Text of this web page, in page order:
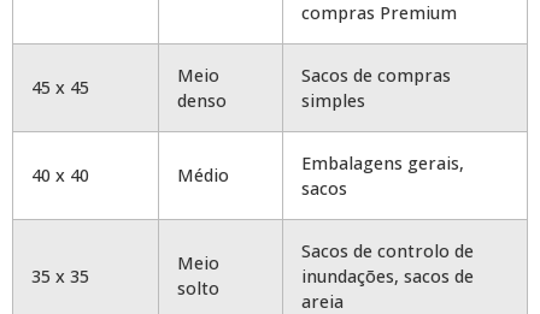
compras Premium
45 x 45
Meio
denso
Sacos de compras
simples
40 x 40 Médio
Embalagens gerais,
sacos
35 x 35
Meio
solto
Sacos de controlo de
inundações, sacos de
areia